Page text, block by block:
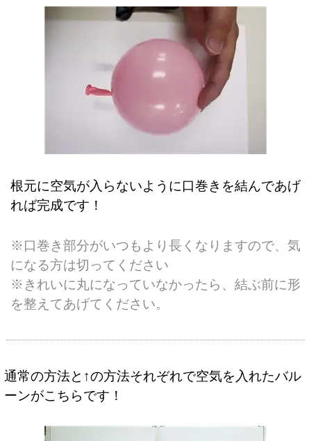
根元に空気が入らないように口巻きを結んであげ
れば完成です！
※口巻き部分がいつもより長くなりますので、気
になる方は切ってください
※きれいに丸になっていなかったら、結ぶ前に形
を整えてあげてください。
通常の方法と↑の方法それぞれで空気を入れたバル
ーンがこちらです！